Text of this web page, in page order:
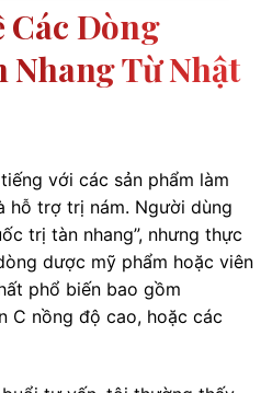
Dòng
Nhang Từ Nhật
với các sản phẩm làm
hỗ trợ trị nám. Người dùng
trị tàn nhang”, nhưng thực
dược mỹ phẩm hoặc viên
phổ biến bao gồm
C nồng độ cao, hoặc các